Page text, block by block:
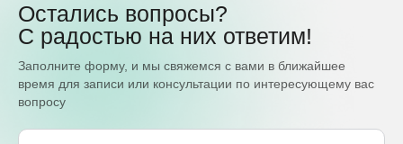
Остались вопросы?
С радостью на них ответим!
Заполните форму, и мы свяжемся с вами в ближайшее
время для записи или консультации по интересующему вас
вопросу